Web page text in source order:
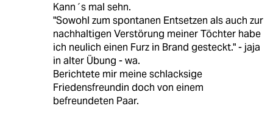
Kann´s mal sehn.
"Sowohl zum spontanen Entsetzen als auch zur
nachhaltigen Verstörung meiner Töchter habe
ich neulich einen Furz in Brand gesteckt." - jaja
in alter Übung - wa.
Berichtete mir meine schlacksige
Friedensfreundin doch von einem
befreundeten Paar.